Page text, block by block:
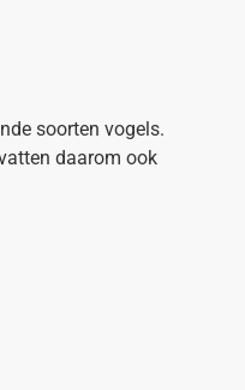
soorten vogels.
daarom ook